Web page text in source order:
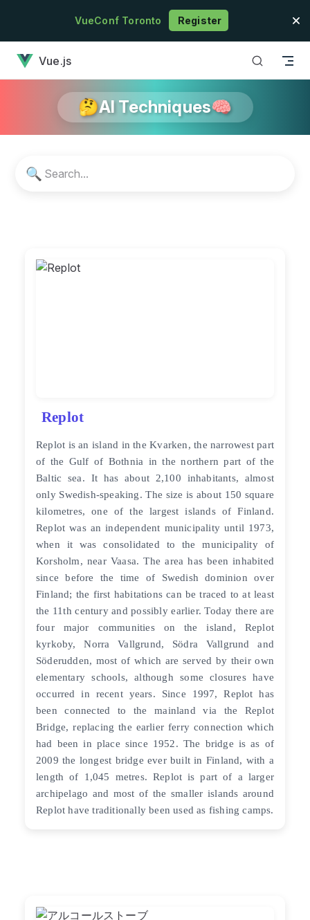
Skip to contentVueConf Toronto Register
Vue.js
🤔AI Techniques🧠
🔍
Replot
Replot is an island in the Kvarken, the narrowest part
of the Gulf of Bothnia in the northern part of the
Baltic sea. It has about 2,100 inhabitants, almost
only Swedish-speaking. The size is about 150 square
kilometres, one of the largest islands of Finland.
Replot was an independent municipality until 1973,
when it was consolidated to the municipality of
Korsholm, near Vaasa. The area has been inhabited
since before the time of Swedish dominion over
Finland; the first habitations can be traced to at least
the 11th century and possibly earlier. Today there are
four major communities on the island, Replot
kyrkoby, Norra Vallgrund, Södra Vallgrund and
Söderudden, most of which are served by their own
elementary schools, although some closures have
occurred in recent years. Since 1997, Replot has
been connected to the mainland via the Replot
Bridge, replacing the earlier ferry connection which
had been in place since 1952. The bridge is as of
2009 the longest bridge ever built in Finland, with a
length of 1,045 metres. Replot is part of a larger
archipelago and most of the smaller islands around
Replot have traditionally been used as fishing camps.